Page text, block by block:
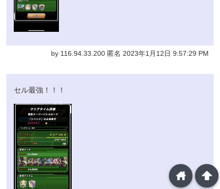
by 116.94.33.200 匿名 2023年1月12日 9:57:29 PM
セル最強！！！
arrowup
home